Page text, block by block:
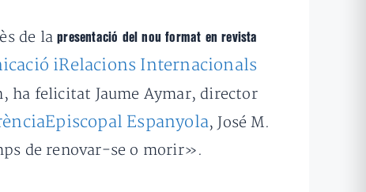
de lapresentació del nou format en revista
iRelacions Internacionals
ha felicitat Jaume Aymar, director
Espanyola, José M.
de renovar-se o morir».